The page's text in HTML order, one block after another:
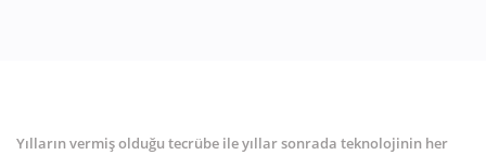
Yılların vermiş olduğu tecrübe ile yıllar sonrada teknolojinin her